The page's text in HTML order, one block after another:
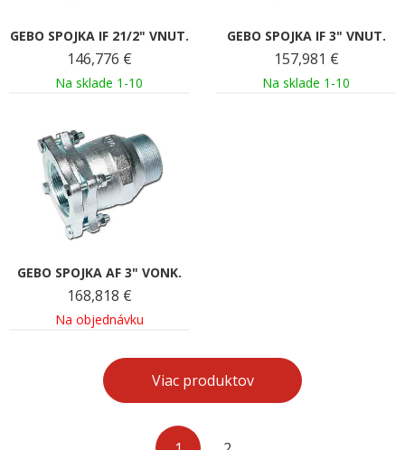
GEBO SPOJKA IF 21/2" VNUT.
146,776 €
Na sklade 1-10
GEBO SPOJKA IF 3" VNUT.
157,981 €
Na sklade 1-10
GEBO SPOJKA AF 3" VONK.
168,818 €
Na objednávku
Viac produktov